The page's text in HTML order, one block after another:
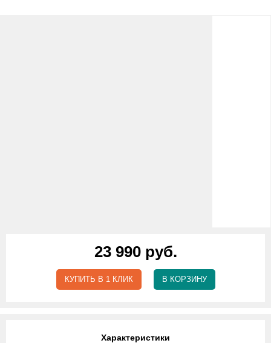
23 990 руб.
КУПИТЬ В 1 КЛИК В КОРЗИНУ
Характеристики